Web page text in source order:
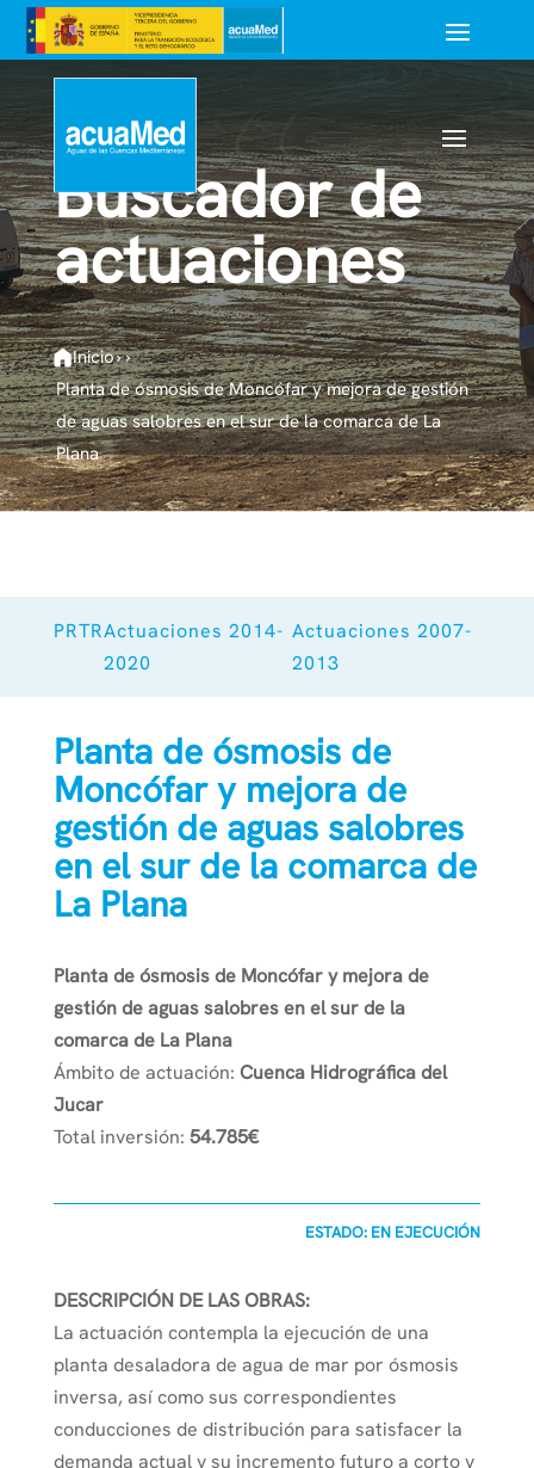
Buscador de
actuaciones
Inicio› ›
Planta de ósmosis de Moncófar y mejora de gestión
de aguas salobres en el sur de la comarca de La
Plana
PRTRActuaciones 2014-
2020
Actuaciones 2007-
2013
Planta de ósmosis de
Moncófar y mejora de
gestión de aguas salobres
en el sur de la comarca de
La Plana
Planta de ósmosis de Moncófar y mejora de
gestión de aguas salobres en el sur de la
comarca de La Plana
Ámbito de actuación: Cuenca Hidrográfica del
Jucar
Total inversión: 54.785€
ESTADO: EN EJECUCIÓN
DESCRIPCIÓN DE LAS OBRAS:
La actuación contempla la ejecución de una
planta desaladora de agua de mar por ósmosis
inversa, así como sus correspondientes
conducciones de distribución para satisfacer la
demanda actual y su incremento futuro a corto y